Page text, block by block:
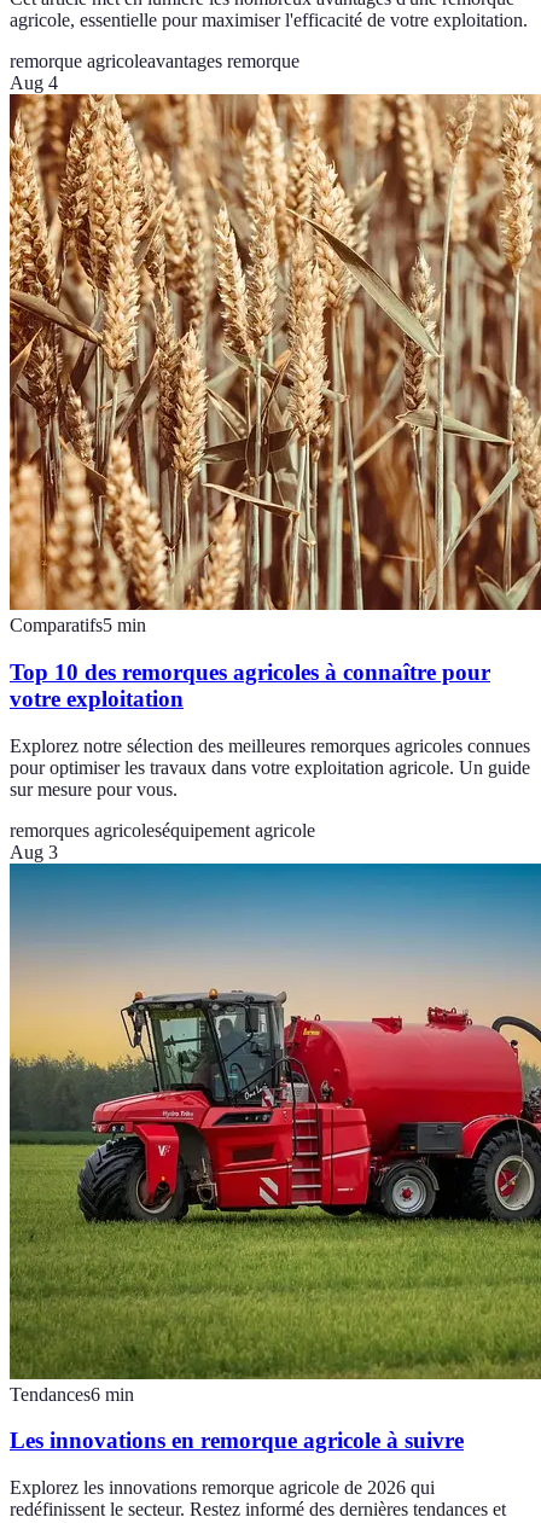
agricole, essentielle pour maximiser l'efficacité de votre exploitation.
remorque agricoleavantages remorque
Aug 4
Comparatifs5 min
Top 10 des remorques agricoles à connaître pour
votre exploitation
Explorez notre sélection des meilleures remorques agricoles connues
pour optimiser les travaux dans votre exploitation agricole. Un guide
sur mesure pour vous.
remorques agricoleséquipement agricole
Aug 3
Tendances6 min
Les innovations en remorque agricole à suivre
Explorez les innovations remorque agricole de 2026 qui
redéfinissent le secteur. Restez informé des dernières tendances et